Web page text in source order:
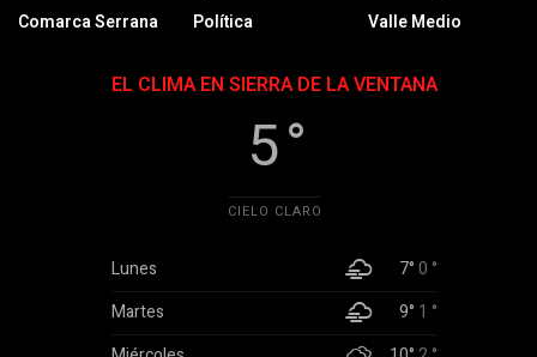
Comarca Serrana
Política
Valle Medio
EL CLIMA EN SIERRA DE LA VENTANA
5 °
CIELO CLARO
Lunes 7°0 °
Martes
9° 1 °